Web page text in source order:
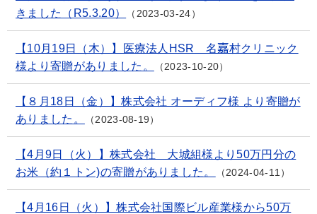
きました（R5.3.20）
2023-03-24
【10月19日（木）】医療法人HSR 名嘉村クリニック
様より寄贈がありました。
2023-10-20
【８月18日（金）】株式会社 オーディフ様 より寄贈が
ありました。
2023-08-19
【4月9日（火）】株式会社 大城組様より50万円分の
お米（約１トン)の寄贈がありました。
2024-04-11
【4月16日（火）】株式会社国際ビル産業様から50万